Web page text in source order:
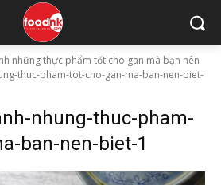
những thực phẩm tốt cho gan mà bạn nên
thuc-pham-tot-cho-gan-ma-ban-nen-biet-
nhung-thuc-pham-
ban-nen-biet-1